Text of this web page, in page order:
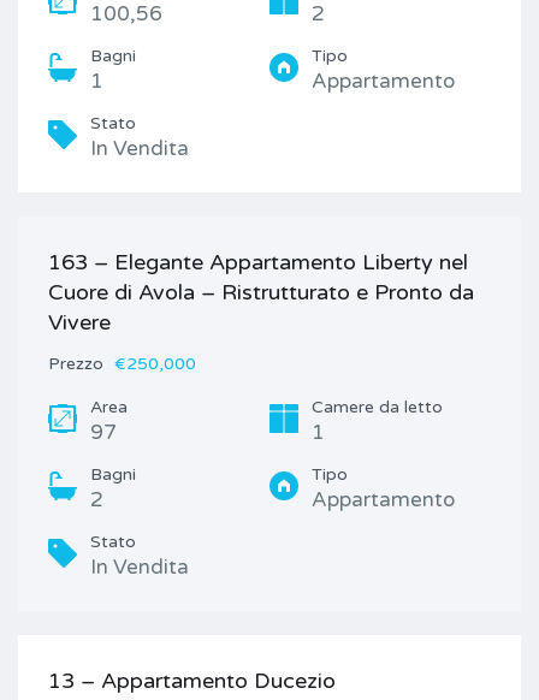
100,56 2
Bagni
1
Tipo
Appartamento
Stato
In Vendita
163 – Elegante Appartamento Liberty nel
Cuore di Avola – Ristrutturato e Pronto da
Vivere
Prezzo €250,000
Area
97
Camere da letto
1
Bagni
2
Tipo
Appartamento
Stato
In Vendita
13 – Appartamento Ducezio